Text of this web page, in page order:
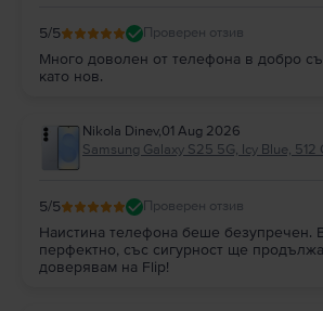
5/5 Проверен отзив
Много доволен от телефона в добро
като нов.
Nikola Dinev,01 Aug 2026
Samsung Galaxy S25 5G, Icy Blue, 512
5/5 Проверен отзив
Наистина телефона беше безупречен.
перфектно, със сигурност ще
доверявам на Flip!